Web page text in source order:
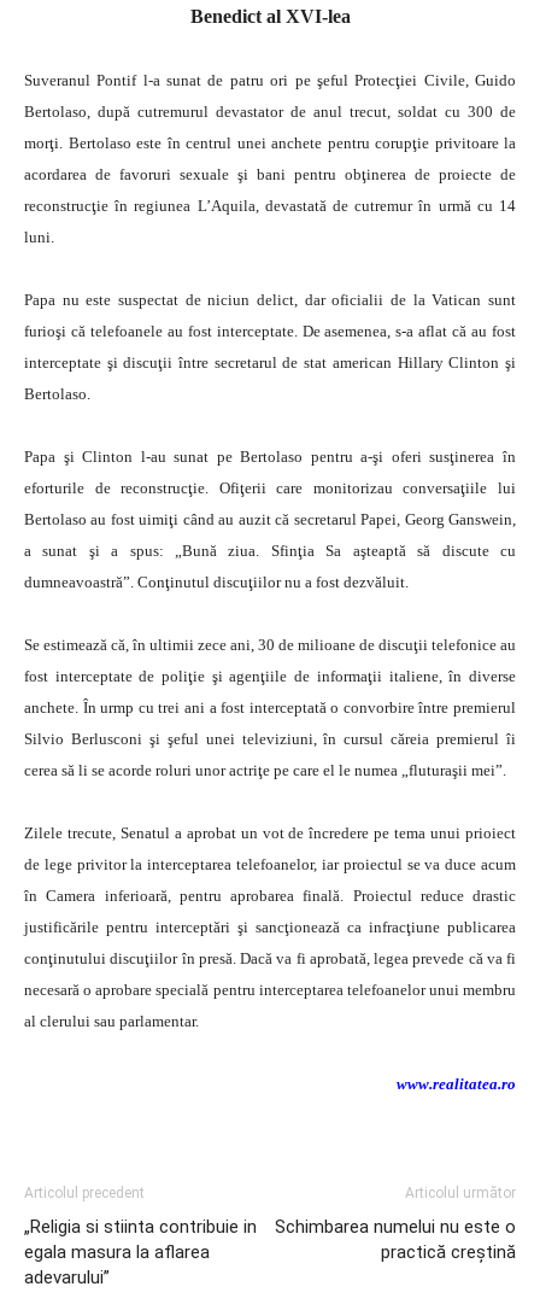
Benedict al XVI-lea
Suveranul Pontif l-a sunat de patru ori pe şeful Protecţiei Civile, Guido
Bertolaso, după cutremurul devastator de anul trecut, soldat cu 300 de
morţi. Bertolaso este în centrul unei anchete pentru corupţie privitoare la
acordarea de favoruri sexuale şi bani pentru obţinerea de proiecte de
reconstrucţie în regiunea L’Aquila, devastată de cutremur în urmă cu 14
luni.
Papa nu este suspectat de niciun delict, dar oficialii de la Vatican sunt
furioşi că telefoanele au fost interceptate. De asemenea, s-a aflat că au fost
interceptate şi discuţii între secretarul de stat american Hillary Clinton şi
Bertolaso.
Papa şi Clinton l-au sunat pe Bertolaso pentru a-şi oferi susţinerea în
eforturile de reconstrucţie. Ofiţerii care monitorizau conversaţiile lui
Bertolaso au fost uimiţi când au auzit că secretarul Papei, Georg Ganswein,
a sunat şi a spus: „Bună ziua. Sfinţia Sa aşteaptă să discute cu
dumneavoastră”. Conţinutul discuţiilor nu a fost dezvăluit.
Se estimează că, în ultimii zece ani, 30 de milioane de discuţii telefonice au
fost interceptate de poliţie şi agenţiile de informaţii italiene, în diverse
anchete. În urmp cu trei ani a fost interceptată o convorbire între premierul
Silvio Berlusconi şi şeful unei televiziuni, în cursul căreia premierul îi
cerea să li se acorde roluri unor actriţe pe care el le numea „fluturaşii mei”.
Zilele trecute, Senatul a aprobat un vot de încredere pe tema unui prioiect
de lege privitor la interceptarea telefoanelor, iar proiectul se va duce acum
în Camera inferioară, pentru aprobarea finală. Proiectul reduce drastic
justificările pentru interceptări şi sancţionează ca infracţiune publicarea
conţinutului discuţiilor în presă. Dacă va fi aprobată, legea prevede că va fi
necesară o aprobare specială pentru interceptarea telefoanelor unui membru
al clerului sau parlamentar.
www.realitatea.ro
Articolul precedent
„Religia si stiinta contribuie in
egala masura la aflarea
adevarului”
Articolul următor
Schimbarea numelui nu este o
practică creştină